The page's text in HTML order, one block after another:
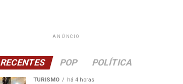
ANÚNCIO
RECENTES POP POLÍTICA
TURISMO há 4 horas